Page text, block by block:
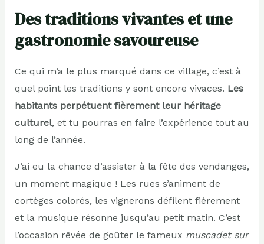
Des traditions vivantes et une
gastronomie savoureuse
Ce qui m’a le plus marqué dans ce village, c’est à
quel point les traditions y sont encore vivaces. Les
habitants perpétuent fièrement leur héritage
culturel, et tu pourras en faire l’expérience tout au
long de l’année.
J’ai eu la chance d’assister à la fête des vendanges,
un moment magique ! Les rues s’animent de
cortèges colorés, les vignerons défilent fièrement
et la musique résonne jusqu’au petit matin. C’est
l’occasion rêvée de goûter le fameux muscadet sur